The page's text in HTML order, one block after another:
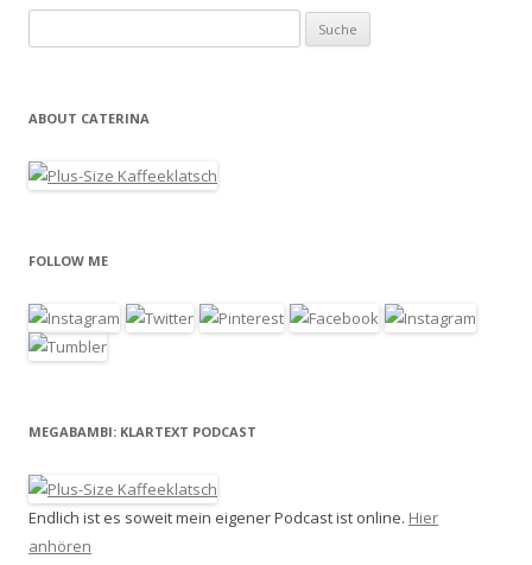
ABOUT CATERINA
FOLLOW ME
MEGABAMBI: KLARTEXT PODCAST
Endlich ist es soweit mein eigener Podcast ist online. Hier
anhören